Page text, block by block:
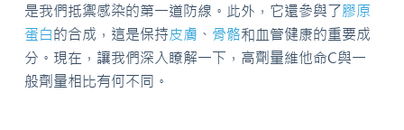
是我們抵禦感染的第一道防線。此外，它還參與了膠原
蛋白的合成，這是保持皮膚 、 骨骼和血管健康的重要成
分。現在，讓我們深入瞭解一下，高劑量維他命C與一
般劑量相比有何不同。